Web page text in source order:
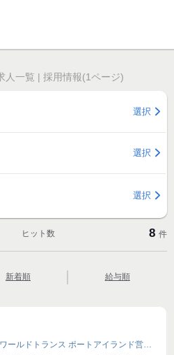
人一覧 | 採用情報(1ページ)
選択
選択
選択
ヒット数 8 件
新着順 給与順
株式会社ワールドトランス ポートアイランド営業所［001］